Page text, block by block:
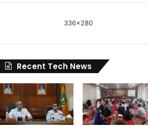
336x280
Recent Tech News